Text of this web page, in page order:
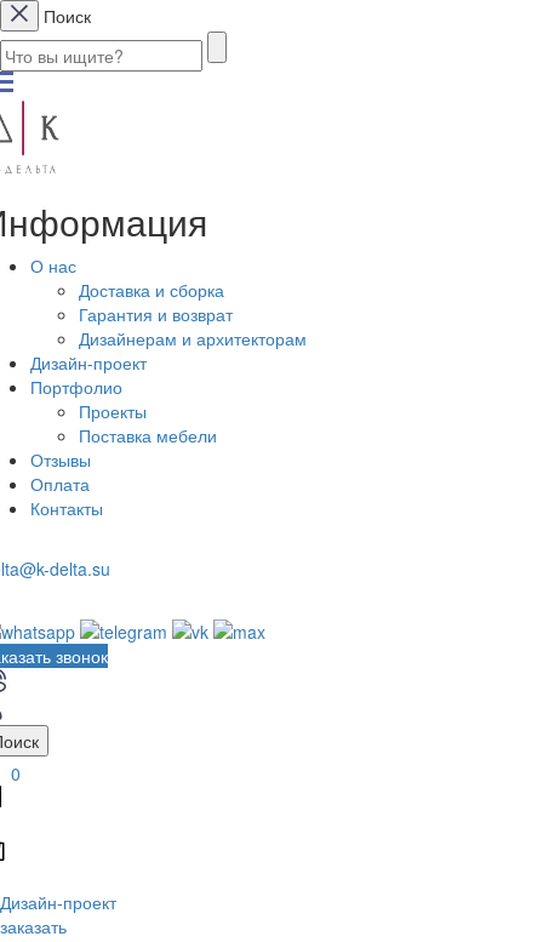
Поиск
О нас
Доставка и сборка
Гарантия и возврат
Дизайнерам и архитекторам
Дизайн-проект
Портфолио
Проекты
Поставка мебели
Отзывы
Оплата
Контакты
delta.su
звонок
0
Дизайн-проект
заказать